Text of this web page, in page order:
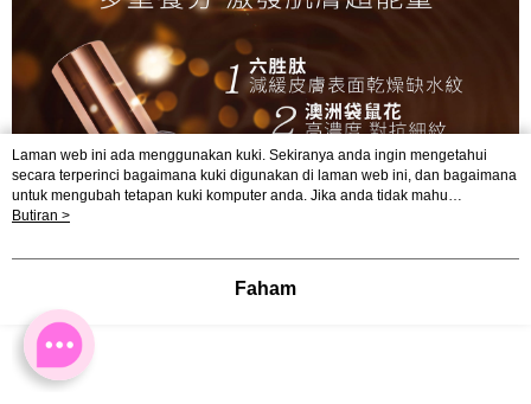
Laman web ini ada menggunakan kuki. Sekiranya anda ingin mengetahui
secara terperinci bagaimana kuki digunakan di laman web ini, dan bagaimana
untuk mengubah tetapan kuki komputer anda. Jika anda tidak mahu
menggunakan kuki di komputer anda, sila rujuk penerangan mengenai kuki.
mengetahui secara terperinci bagaimana kuki digunakan di laman web ini,
mahu menggunakan kuki di komputer anda, sila rujuk penerangan mengenai
kuki.
Butiran >
Faham